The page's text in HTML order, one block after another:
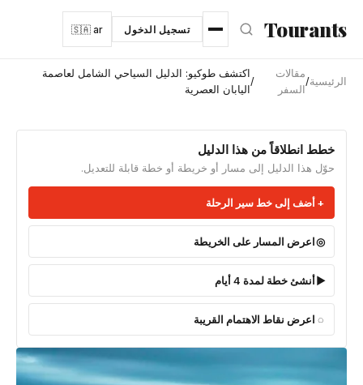
انتقل إلى المحتوى الرئيسي
Tourants تسجيل الدخول 🇸🇦 ar
الرئيسية/
مقالات
السفر
/
اكتشف طوكيو: الدليل السياحي الشامل لعاصمة
اليابان العصرية
خطط انطلاقاً من هذا الدليل
حوّل هذا الدليل إلى مسار أو خريطة أو خطة قابلة للتعديل.
أضف إلى خط سير الرحلة
اعرض المسار على الخريطة
أنشئ خطة لمدة 4 أيام
اعرض نقاط الاهتمام القريبة